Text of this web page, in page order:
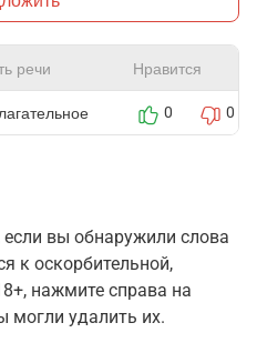
речи Нравится
0 0
вы обнаружили слова
к оскорбительной,
нажмите справа на
могли удалить их.